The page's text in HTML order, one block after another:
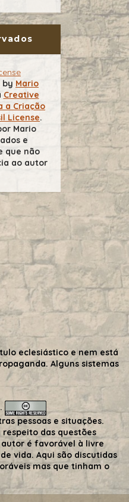
by Mario
Creative
a Criação
License.
Mario
e
que não
ao autor
eclesiástico e nem está
Alguns sistemas
.
pessoas e situações.
das questões
é favorável à livre
vida. Aqui são discutidas
mas que tinham o